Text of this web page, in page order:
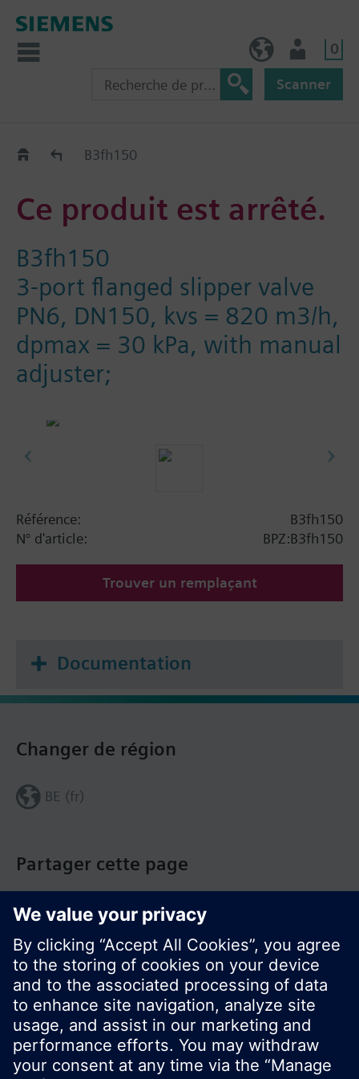
0
Scanner
Old2NewB3fh150
Ce produit est arrêté.
B3fh150
3-port flanged slipper valve
PN6, DN150, kvs = 820 m3/h,
dpmax = 30 kPa, with manual
adjuster;
Référence:
B3fh150
N° d'article:
BPZ:B3fh150
Trouver un remplaçant
Documentation
Partager cette page
Changer de région
BE (fr)
© Siemens Switzerland Ltd. Building Technologies